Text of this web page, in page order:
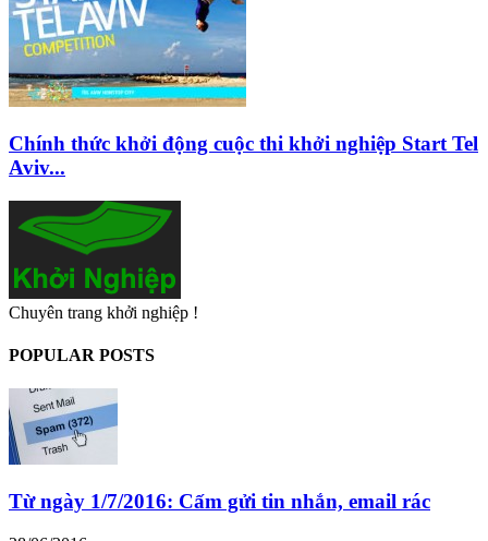
Chính thức khởi động cuộc thi khởi nghiệp Start Tel
Aviv...
Chuyên trang khởi nghiệp !
POPULAR POSTS
Từ ngày 1/7/2016: Cấm gửi tin nhắn, email rác